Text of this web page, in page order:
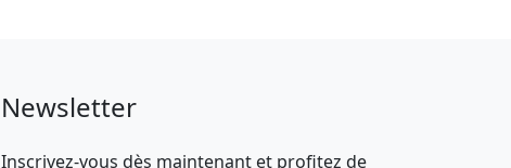
Newsletter
Inscrivez-vous dès maintenant et profitez de